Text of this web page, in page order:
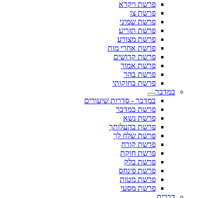
פרשת ויקרא
פרשת צו
פרשת שמיני
פרשת תזריע
פרשת מצורע
פרשת אחרי מות
פרשת קדושים
פרשת אמור
פרשת בהר
פרשת בחוקותי
במדבר
במדבר - סדרות שיעורים
פרשת במדבר
פרשת נשא
פרשת בהעלותך
פרשת שלח לך
פרשת קורח
פרשת חוקת
פרשת בלק
פרשת פינחס
פרשת מטות
פרשת מסעי